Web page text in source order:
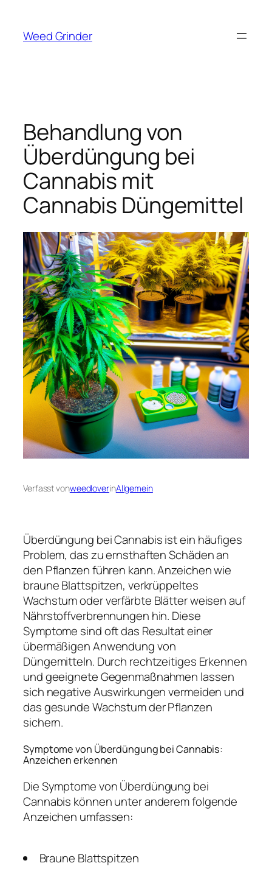
springen
Weed Grinder
Behandlung von
Überdüngung bei
Cannabis mit
Cannabis Düngemittel
Verfasst vonweedloverinAllgemein
Überdüngung bei Cannabis ist ein häufiges
Problem, das zu ernsthaften Schäden an
den Pflanzen führen kann. Anzeichen wie
braune Blattspitzen, verkrüppeltes
Wachstum oder verfärbte Blätter weisen auf
Nährstoffverbrennungen hin. Diese
Symptome sind oft das Resultat einer
übermäßigen Anwendung von
Düngemitteln. Durch rechtzeitiges Erkennen
und geeignete Gegenmaßnahmen lassen
sich negative Auswirkungen vermeiden und
das gesunde Wachstum der Pflanzen
sichern.
Symptome von Überdüngung bei Cannabis:
Anzeichen erkennen
Die Symptome von Überdüngung bei
Cannabis können unter anderem folgende
Anzeichen umfassen:
Braune Blattspitzen